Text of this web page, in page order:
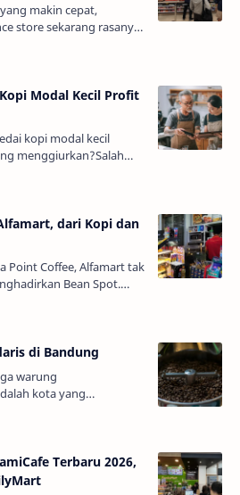
makin cepat,
store sekarang rasanya
hidup urban. Mau
camilan tengah
Modal Kecil Profit
kopi modal kecil
menggiurkan?Salah
booming akhir-akhir ini
Enggak usah khawatir …
dari Kopi dan
Point Coffee, Alfamart tak
Bean Spot.
bagi pecinta kopi dan
yang sangat terja…
di Bandung
kota yang
tren yang datang dan
Terbaru 2026,